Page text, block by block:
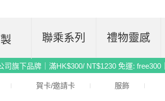
聯乘系列 禮物靈感
司旗下品牌｜滿HK$300/ NT$1230 免運: free300｜
賀卡/邀請卡 服飾